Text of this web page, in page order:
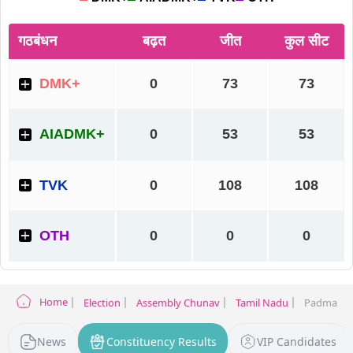
Home Election Assembly Chunav Tamil Nadu
News Constituency Results VIP Candidates